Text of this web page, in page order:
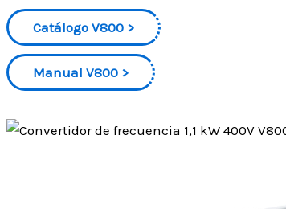
Catálogo V800
Manual V800